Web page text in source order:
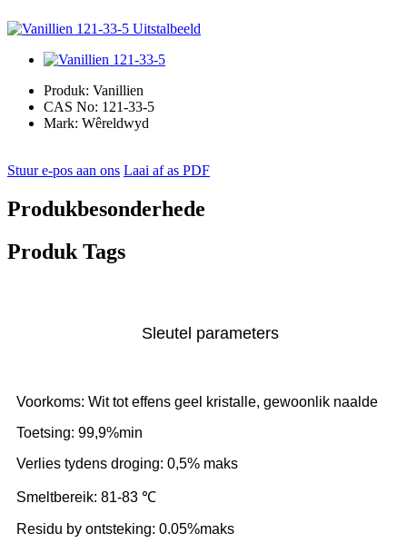
Produk: Vanillien
CAS No: 121-33-5
Mark: Wêreldwyd
Stuur e-pos aan ons Laai af as PDF
Produkbesonderhede
Produk Tags
Sleutel parameters
Voorkoms: Wit tot effens geel kristalle, gewoonlik naalde
Toetsing: 99,9%min
Verlies tydens droging: 0,5% maks
Smeltbereik: 81-83 ℃
Residu by ontsteking: 0.05%maks